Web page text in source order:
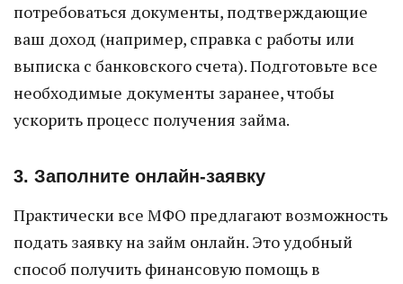
потребоваться документы, подтверждающие
ваш доход (например, справка с работы или
выписка с банковского счета). Подготовьте все
необходимые документы заранее, чтобы
ускорить процесс получения займа.
3. Заполните онлайн-заявку
Практически все МФО предлагают возможность
подать заявку на займ онлайн. Это удобный
способ получить финансовую помощь в